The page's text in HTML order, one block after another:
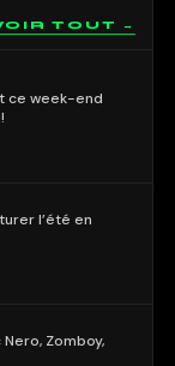
TOUT →
ce week-end
l’été en
Zomboy,